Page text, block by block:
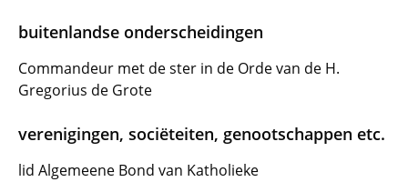
buitenlandse onderscheidingen
Commandeur met de ster in de Orde van de H.
Gregorius de Grote
verenigingen, sociëteiten, genootschappen etc.
lid Algemeene Bond van Katholieke